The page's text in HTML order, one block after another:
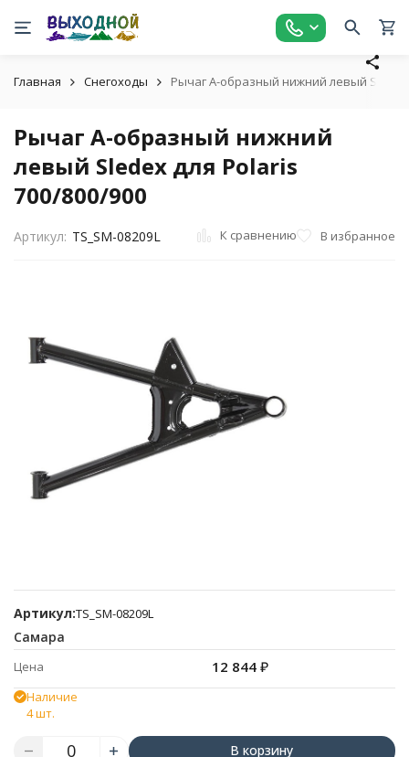
Главная Снегоходы Рычаг А-образный нижний левый Sledex
Рычаг А-образный нижний
левый Sledex для Polaris
700/800/900
Артикул: TS_SM-08209L К сравнению В избранное
Артикул:TS_SM-08209L
Самара
Цена 12 844 ₽
Наличие
4 шт.
В корзину